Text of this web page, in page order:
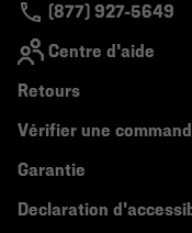
(877) 927-5649
Centre d'aide
Retours
Vérifier une
Garantie
Declaration